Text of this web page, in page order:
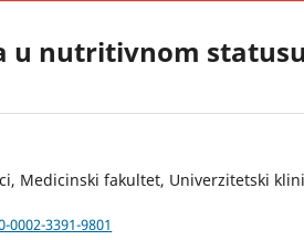
u nutritivnom
Medicinski fakultet, Univerzitetski
3391-9801